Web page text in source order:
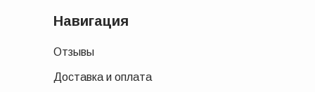
Навигация
Доставка и оплата
Отзывы